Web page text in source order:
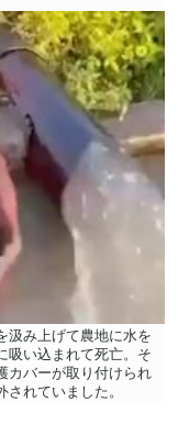
汲み上げて農地に水を
吸い込まれて死亡。そ
カバーが取り付けられ
れていました。